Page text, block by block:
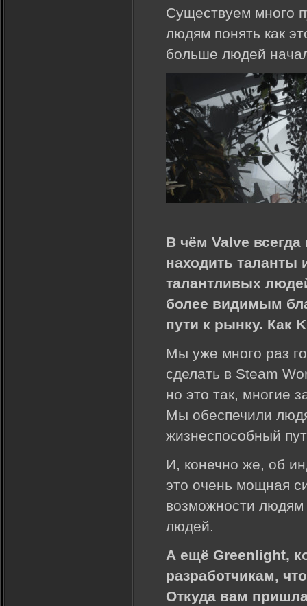
Существуем много
людям понять как
больше людей
В чём Valve всегда
находить таланты
талантливых
более видимым
пути к рынку. Как
Мы уже много раз
сделать в Steam
но это так, многие
Мы обеспечили
жизнеспособный
И, конечно же, об
это очень мощная
возможности
людей.
А ещё Greenlight,
разработчикам,
Откуда вам